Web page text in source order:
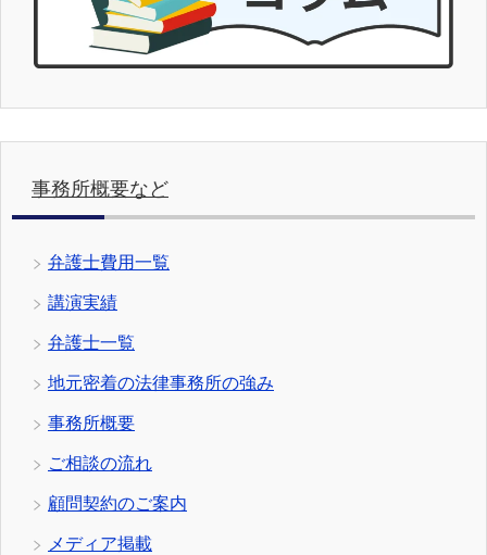
事務所概要など
弁護士費用一覧
講演実績
弁護士一覧
地元密着の法律事務所の強み
事務所概要
ご相談の流れ
顧問契約のご案内
メディア掲載